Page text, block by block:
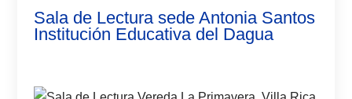
Sala de Lectura sede Antonia Santos
Institución Educativa del Dagua